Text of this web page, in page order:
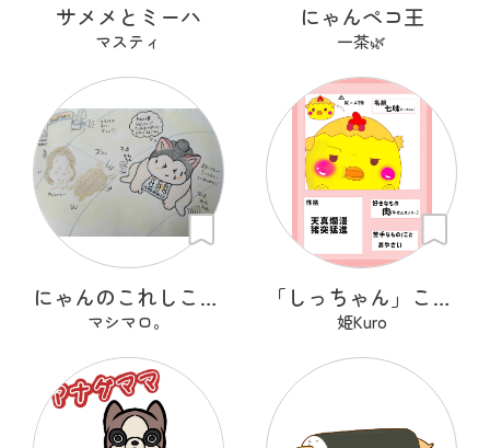
サメメとミーハ
マスティ
にゃんペコ王
一茶🌿
にゃんのこれしこ ある日の夢 Ｎo.2
マシマロ。
「しっちゃん」こと「七味」です！
姫Kuro